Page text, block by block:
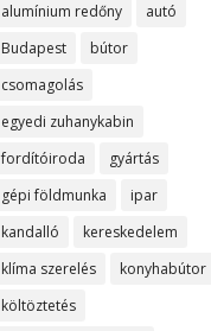
alumínium redőny
autó
Budapest
bútor
csomagolás
egyedi zuhanykabin
fordítóiroda
gyártás
gépi földmunka
ipar
kandalló
kereskedelem
klíma szerelés
konyhabútor
költöztetés